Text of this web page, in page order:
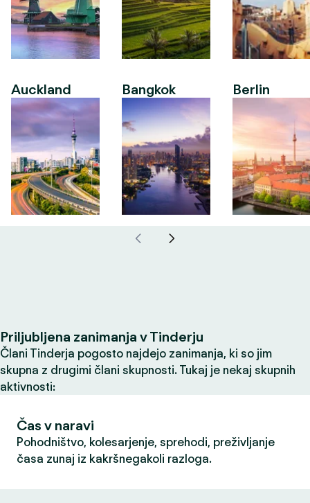
Auckland Bangkok Berlin
Priljubljena zanimanja v Tinderju
Člani Tinderja pogosto najdejo zanimanja, ki so jim
skupna z drugimi člani skupnosti. Tukaj je nekaj skupnih
aktivnosti:
Čas v naravi
Pohodništvo, kolesarjenje, sprehodi, preživljanje
časa zunaj iz kakršnegakoli razloga.